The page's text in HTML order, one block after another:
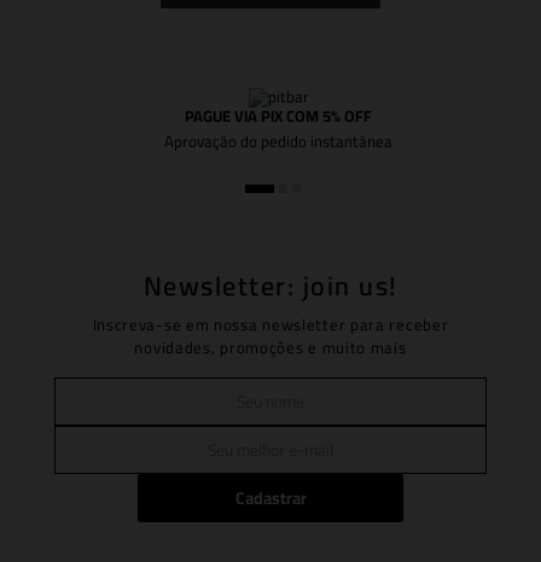
PAGUE VIA PIX COM 5% OFF
Aprovação do pedido instantânea
Newsletter: join us!
Inscreva-se em nossa newsletter para receber
novidades, promoções e muito mais
Cadastrar